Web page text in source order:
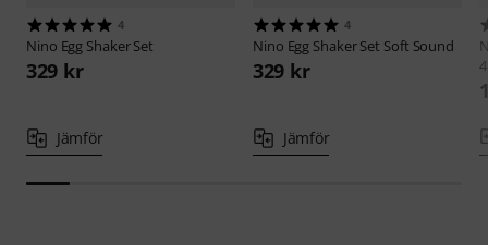
4
Nino Egg Shaker Set
329 kr
Jämför
4
Nino Egg Shaker Set Soft Sound
329 kr
Jämför